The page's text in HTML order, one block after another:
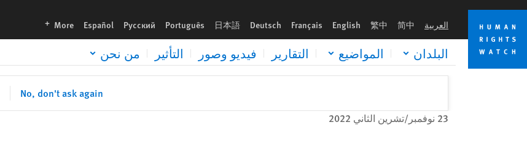
Skip
cookie
privacy
notice
Skip
main
content
العربية 简中
繁中
English
Français
Deutsch
日本語
Português
Русский
Español
More
languages
البلدان المواضيع التقارير فيديو وصور التأثير من نحن
No, don't ask again
23 نوفمبر/تشرين الثاني 2022